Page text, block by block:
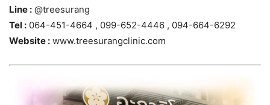
Line : @treesurang
Tel : 064-451-4664 , 099-652-4446 , 094-664-6292
Website : www.treesurangclinic.com